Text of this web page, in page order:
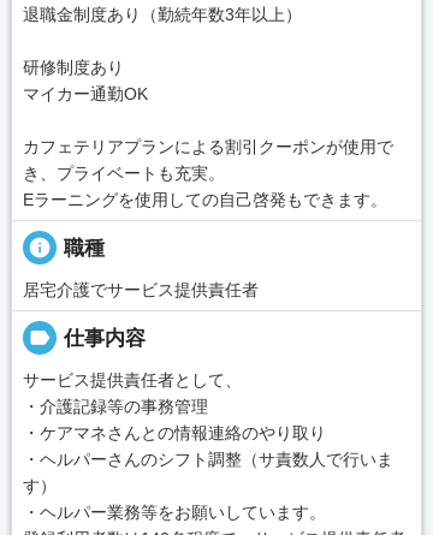
退職金制度あり（勤続年数3年以上）
研修制度あり
マイカー通勤OK
カフェテリアプランによる割引クーポンが使用で
き、プライベートも充実。
Eラーニングを使用しての自己啓発もできます。
info 職種
居宅介護でサービス提供責任者
label 仕事内容
サービス提供責任者として、
・介護記録等の事務管理
・ケアマネさんとの情報連絡のやり取り
・ヘルパーさんのシフト調整（サ責数人で行いま
す）
・ヘルパー業務等をお願いしています。